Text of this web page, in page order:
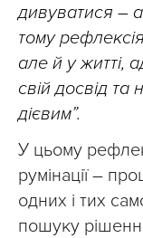
дивуватися –
тому
але й у житті,
свій досвід
дієвим”.
У цьому
румінації –
одних і тих
пошуку